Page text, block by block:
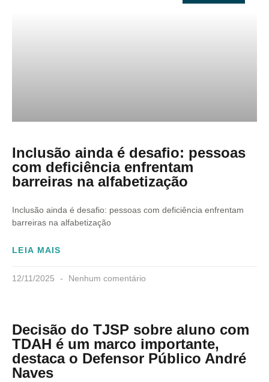
Inclusão ainda é desafio: pessoas
com deficiência enfrentam
barreiras na alfabetização
Inclusão ainda é desafio: pessoas com deficiência enfrentam
barreiras na alfabetização
LEIA MAIS
12/11/2025 Nenhum comentário
Decisão do TJSP sobre aluno com
TDAH é um marco importante,
destaca o Defensor Público André
Naves